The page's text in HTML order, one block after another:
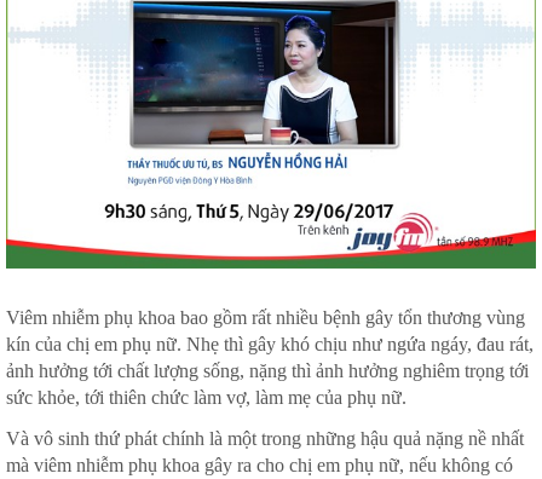
Viêm nhiễm phụ khoa bao gồm rất nhiều bệnh gây tổn thương vùng
kín của chị em phụ nữ. Nhẹ thì gây khó chịu như ngứa ngáy, đau rát,
ảnh hưởng tới chất lượng sống, nặng thì ảnh hưởng nghiêm trọng tới
sức khỏe, tới thiên chức làm vợ, làm mẹ của phụ nữ.
Và vô sinh thứ phát chính là một trong những hậu quả nặng nề nhất
mà viêm nhiễm phụ khoa gây ra cho chị em phụ nữ, nếu không có